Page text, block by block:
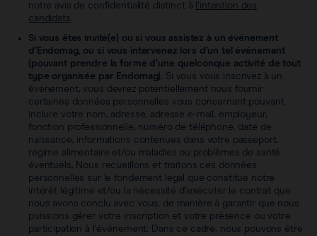
notre avis de confidentialité distinct à l’intention des
candidats.
Si vous êtes invité(e) ou si vous assistez à un événement
d’Endomag, ou si vous intervenez lors d’un tel événement
(pouvant prendre la forme d’une quelconque activité de tout
type organisée par Endomag) . Si vous vous inscrivez à un
événement, vous devrez potentiellement nous fournir
certaines données personnelles vous concernant pouvant
inclure votre nom, adresse, adresse e-mail, employeur,
fonction professionnelle, numéro de téléphone, date de
naissance, informations contenues dans votre passeport,
régime alimentaire et/ou maladies ou problèmes de santé
éventuels. Nous recueillons et traitons ces données
personnelles sur le fondement légal que constitue notre
intérêt légitime et/ou la nécessité d’exécuter le contrat que
nous avons conclu avec vous, de manière à garantir que nous
puissions gérer votre inscription et votre présence ou votre
participation à l’événement. Dans ce cadre, nous pouvons être